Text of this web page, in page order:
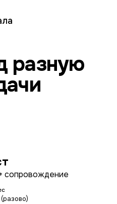
разную
сопровождение